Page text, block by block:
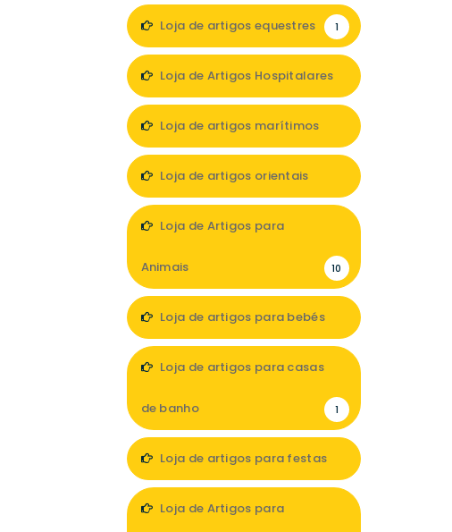
Loja de artigos equestres 1
Loja de Artigos Hospitalares
Loja de artigos marítimos
Loja de artigos orientais
Loja de Artigos para
Animais 10
Loja de artigos para bebés
Loja de artigos para casas
de banho 1
Loja de artigos para festas
Loja de Artigos para